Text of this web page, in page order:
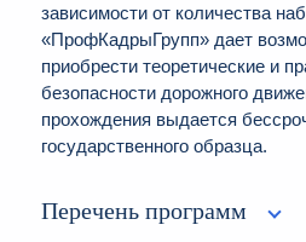
зависимости от количества
«ПрофКадрыГрупп» дает
приобрести теоретические и
безопасности дорожного
прохождения выдается
государственного образца.
Перечень программ